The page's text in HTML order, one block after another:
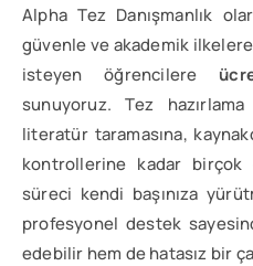
Alpha Tez Danışmanlık
güvenle ve akademik
isteyen öğrencilere
sunuyoruz. Tez
literatür taramasına,
kontrollerine kadar birçok
süreci kendi başınıza
profesyonel destek
edebilir hem de hatasız bir